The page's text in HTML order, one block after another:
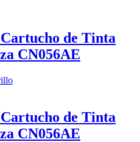
de Tinta
CN056AE
de Tinta
CN056AE